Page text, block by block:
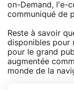
on-Demand, l'e-
communiqué de
Reste à savoir
disponibles pour
pour le grand
augmentée
monde de la